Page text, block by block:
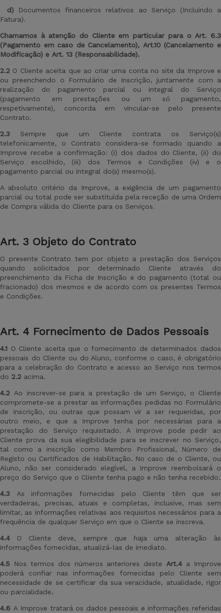
d) Documentos financeiros relativos ao Serviço (Incluindo a
Fatura).
Chamamos à atenção do Cliente em particular para o Art. 6.3
(Pagamento em caso de Cancelamento), Art.10 (Cancelamento e
Modificação) e Art. 13 (Responsabilidade).
2.2 O Cliente aceita que ao criar uma conta no site da Improve e
ou preenchendo o Formulário de Inscrição, juntamente com a
realização do pagamento parcial ou integral do Serviço
(pagamento em prestações ou um só pagamento,
respetivamente), concorda em vincular-se pelo presente
Contrato.
2.3 Sempre que um Cliente contrata os Serviço(s)
telefonicamente, o Contrato considera-se formado quando a
Improve recebe a confirmação: (i) dos dados do Cliente, (ii) do
Serviço escolhido, (iii) dos Termos e Condições (iv) e o
pagamento parcial ou integral do(s) mesmo(s).
A absoluto critério da Improve, a exigência de um pagamento
parcial ou total pode ser substituída pela receção de uma Ordem
de Compra válida do Cliente para os Serviços.
Art. 3 Objeto do Contrato
O presente Contrato tem por objeto a prestação dos Serviços
quando solicitados por determinado Cliente através do
preenchimento da Ficha de Inscrição e do pagamento (total ou
fracionado) dos mesmos e de acordo com os presentes Termos
e Condições.
Art. 4 Fornecimento de Dados Pessoais
4.1 O Cliente aceita que o fornecimento de determinados dados
pessoais do Cliente ou do Aluno, conforme o caso, é obrigatório
para a celebração do Contrato e acesso ao Serviço nos termos
do 2.2 acima.
4.2 Ao inscrever-se para a prestação de um Serviço, o Cliente
compromete-se a prestar as informações pedidas no Formulário
de Inscrição, ou outras que possam vir a ser requeridas, por
outro meio, e que a Improve tenha por necessárias para a
prestação do Serviço requisitado. A Improve pode pedir ao
Cliente prova da sua elegibilidade para se inscrever no Serviço,
tal como a inscrição como Membro Profissional, Número de
Registo ou Certificados de Habilitação. No caso de o Cliente, ou
Aluno, não ser considerado elegível, a Improve reembolsará o
preço do Serviço que o Cliente tenha pago e não tenha recebido.
4.3 As informações fornecidas pelo Cliente
têm que ser
verdadeiras, precisas, atuais e completas, inclusive, mas sem
limitar, as informações relativas aos requisitos necessários para a
frequência de qualquer Serviço em que o Cliente se inscreva.
4.4 O Cliente
deve, sempre que haja uma alteração às
informações fornecidas, atualizá-las de imediato.
4.5 Nos termos dos números anteriores deste Art.4 a Improve
poderá confiar nas informações fornecidas pelo Cliente sem
necessidade de se certificar da sua veracidade, atualidade, rigor
ou parcialidade.
4.6 A Improve tratará os dados pessoais e informações referidas